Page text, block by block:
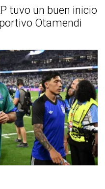
tuvo un buen inicio
Otamendi